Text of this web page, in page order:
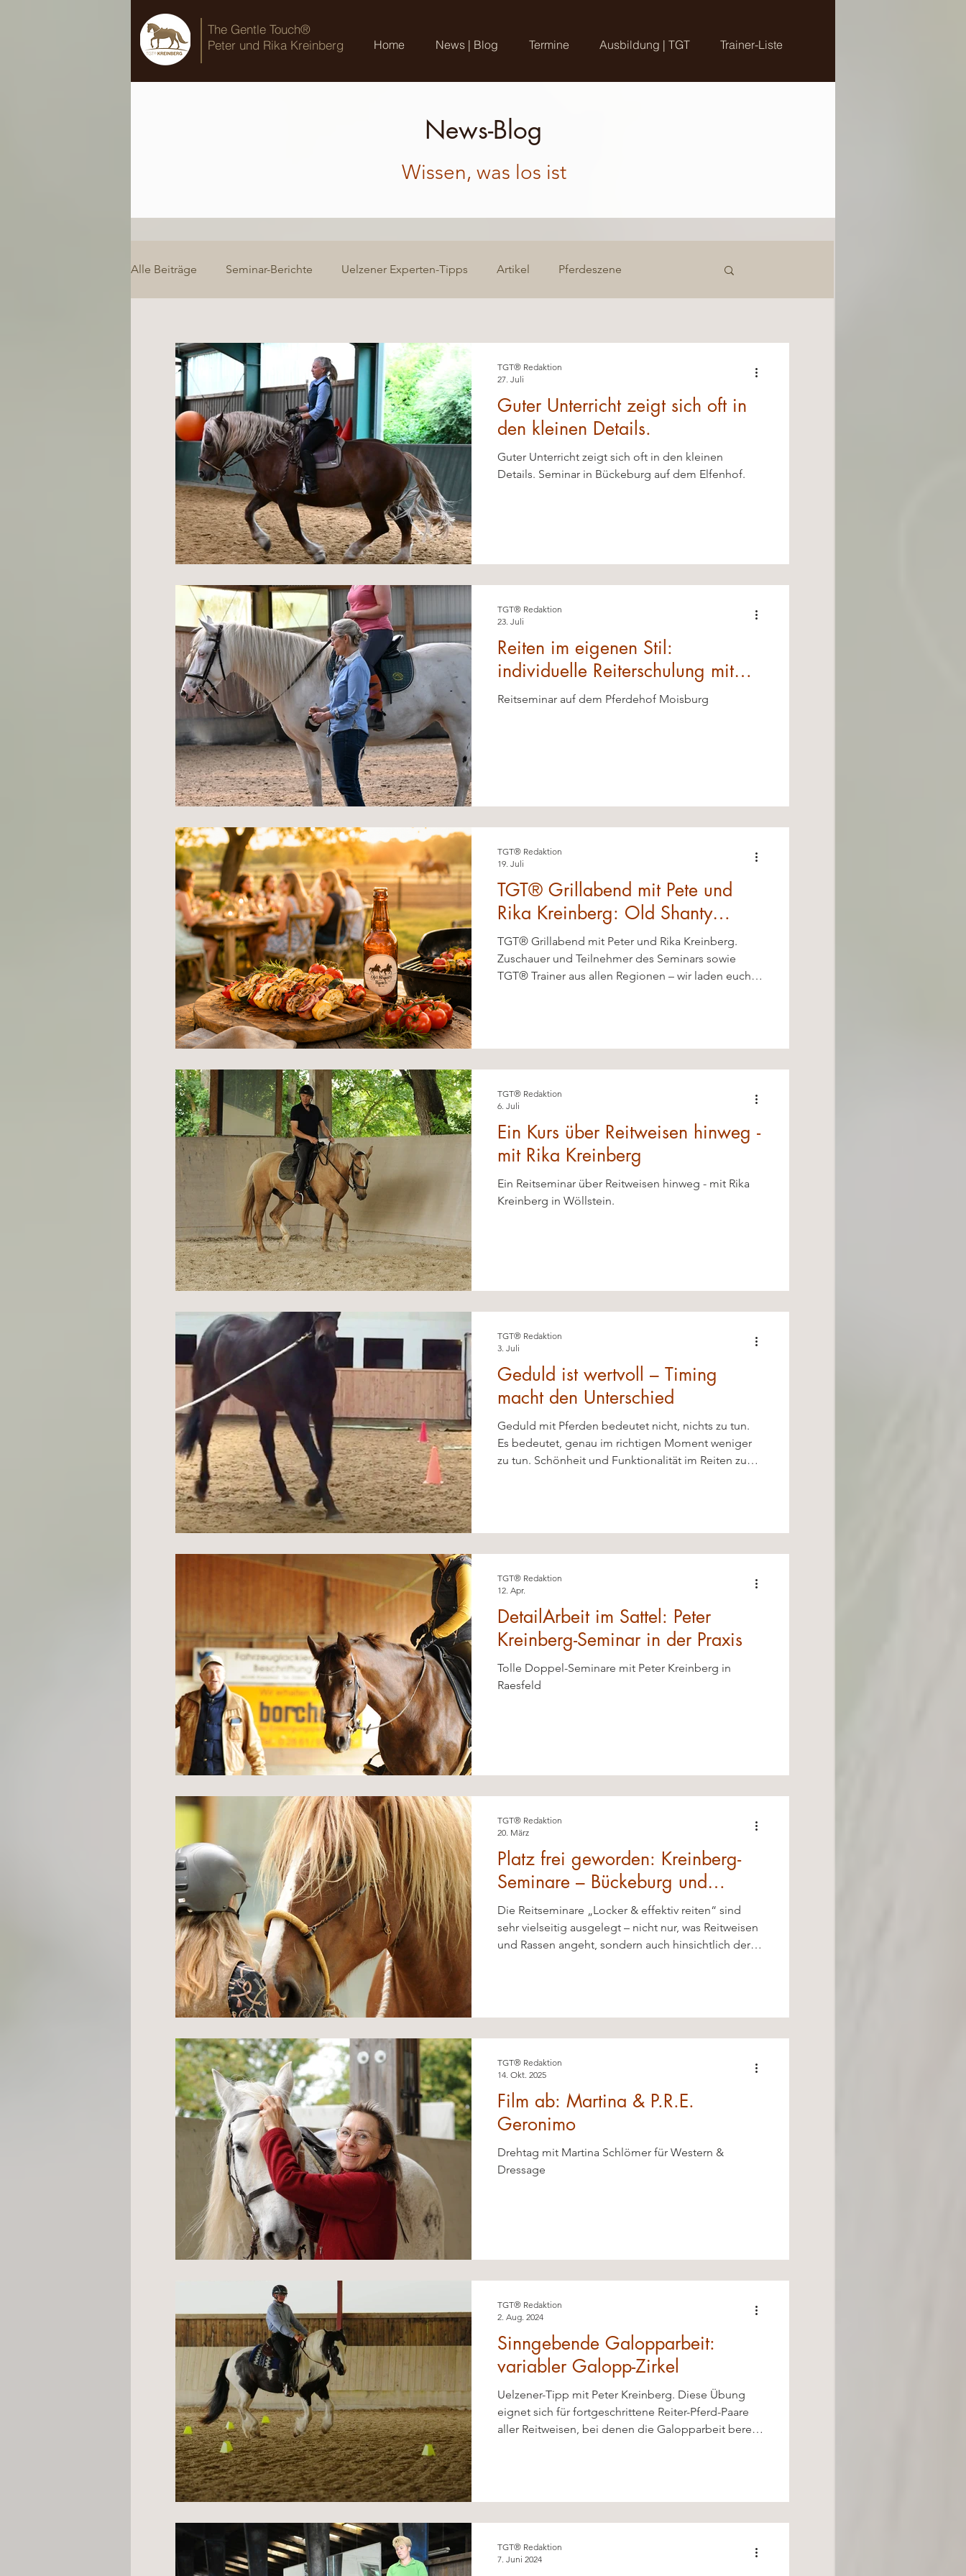
The Gentle Touch®
Peter und Rika Kreinberg
Home News | Blog Termine Ausbildung | TGT Trainer-Liste
News-Blog
Wissen, was los ist
Alle Beiträge Seminar-Berichte Uelzener Experten-Tipps Artikel Pferdeszene
Guter Unterricht zeigt sich oft in
den kleinen Details.
Guter Unterricht zeigt sich oft in den kleinen
Details. Seminar in Bückeburg auf dem Elfenhof.
TGT® Redaktion
27. Juli
Reiten im eigenen Stil:
individuelle Reiterschulung mit
Rika Kreinberg
Reitseminar auf dem Pferdehof Moisburg
TGT® Redaktion
23. Juli
TGT® Grillabend mit Pete und
Rika Kreinberg: Old Shanty
Ranch
TGT® Grillabend mit Peter und Rika Kreinberg.
Zuschauer und Teilnehmer des Seminars sowie
TGT® Trainer aus allen Regionen – wir laden euch
TGT® Redaktion
19. Juli
Ein Kurs über Reitweisen hinweg -
mit Rika Kreinberg
Ein Reitseminar über Reitweisen hinweg - mit Rika
Kreinberg in Wöllstein.
TGT® Redaktion
6. Juli
Geduld ist wertvoll – Timing
macht den Unterschied
Geduld mit Pferden bedeutet nicht, nichts zu tun.
Es bedeutet, genau im richtigen Moment weniger
zu tun. Schönheit und Funktionalität im Reiten zu
TGT® Redaktion
3. Juli
DetailArbeit im Sattel: Peter
Kreinberg-Seminar in der Praxis
Tolle Doppel-Seminare mit Peter Kreinberg in
Raesfeld
TGT® Redaktion
12. Apr.
Platz frei geworden: Kreinberg-
Seminare – Bückeburg und
Bleckede
Die Reitseminare „Locker & effektiv reiten“ sind
sehr vielseitig ausgelegt – nicht nur, was Reitweisen
und Rassen angeht, sondern auch hinsichtlich der
TGT® Redaktion
20. März
Film ab: Martina & P.R.E.
Geronimo
Drehtag mit Martina Schlömer für Western &
Dressage
TGT® Redaktion
14. Okt. 2025
Sinngebende Galopparbeit:
variabler Galopp-Zirkel
Uelzener-Tipp mit Peter Kreinberg. Diese Übung
eignet sich für fortgeschrittene Reiter-Pferd-Paare
aller Reitweisen, bei denen die Galopparbeit bereits
vorausschauende Reiten.
TGT® Redaktion
2. Aug. 2024
TGT® Redaktion
7. Juni 2024